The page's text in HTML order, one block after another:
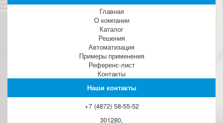
Главная
О компании
Каталог
Решения
Автоматизация
Примеры применения
Референс-лист
Контакты
Наши контакты
+7 (4872) 58-55-52
301280,